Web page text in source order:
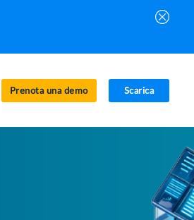
Prenota una demo Scarica